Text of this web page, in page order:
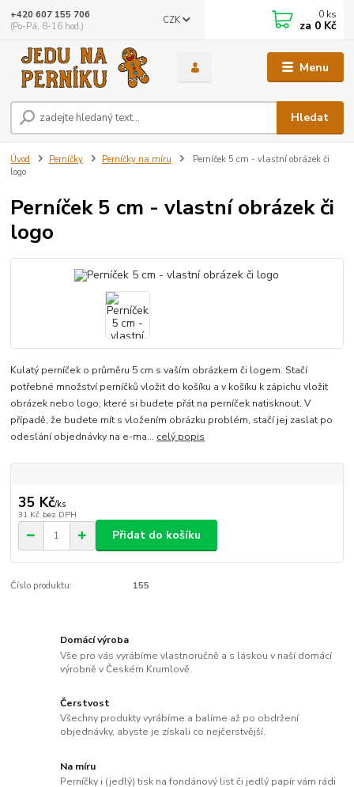
Menu
CZK
Hledat
+420 607 155 706
(Po-Pá, 8-16 hod.)
0 ks
za 0 Kč
Úvod Perníčky Perníčky na míru
Perníček 5 cm - vlastní obrázek či
logo
Perníček 5 cm - vlastní obrázek či
logo
Kulatý perníček o průměru 5 cm s vaším obrázkem či logem. Stačí
potřebné množství perníčků vložit do košíku a v košíku k zápichu vložit
obrázek nebo logo, které si budete přát na perníček natisknout. V
případě, že budete mít s vložením obrázku problém, stačí jej zaslat po
odeslání objednávky na e-ma... celý popis
35 Kč/ks
31 Kč bez DPH
Přidat do košíku
Číslo produktu: 155
Domácí výroba
Vše pro vás vyrábíme vlastnoručně a s láskou v naší domácí
výrobně v Českém Krumlově.
Čerstvost
Všechny produkty vyrábíme a balíme až po obdržení
objednávky, abyste je získali co nejčerstvější.
Na míru
Perníčky i (jedlý) tisk na fondánový list či jedlý papír vám rádi